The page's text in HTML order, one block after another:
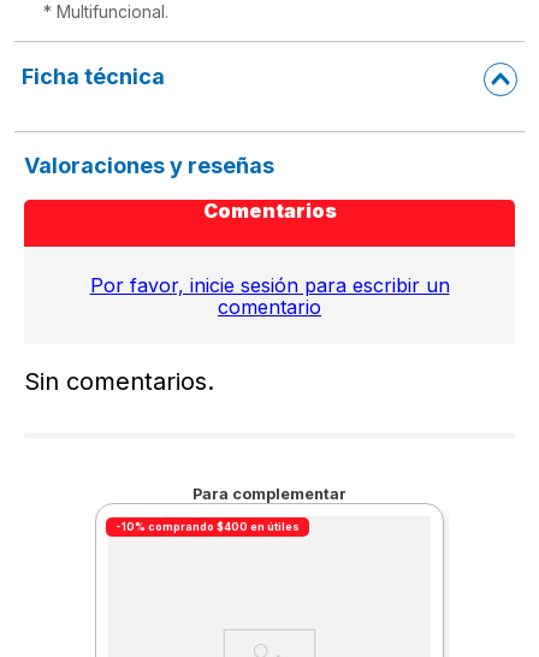
* Multifuncional.
Ficha técnica
Valoraciones y reseñas
Comentarios
Por favor, inicie sesión para escribir un
comentario
Sin comentarios.
Para complementar
-10% comprando $400 en útiles